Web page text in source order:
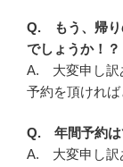
Q. もう、帰り
でしょうか！？
A. 大変申し訳
予約を頂ければ
Q. 年間予約は
A. 大変申し訳